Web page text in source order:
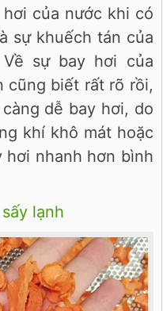
của nước khi có
sự khuếch tán của
sự bay hơi của
cũng biết rất rõ rồi,
dễ bay hơi, do
khí khô mát hoặc
hơi nhanh hơn bình
lạnh